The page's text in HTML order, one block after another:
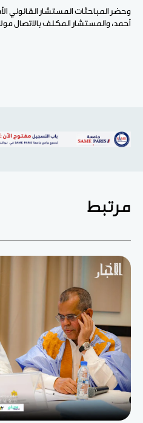
وحضر المباحثات المستشار القانوني
أحمد، والمستشار المكلف بالاتصال
مرتبط